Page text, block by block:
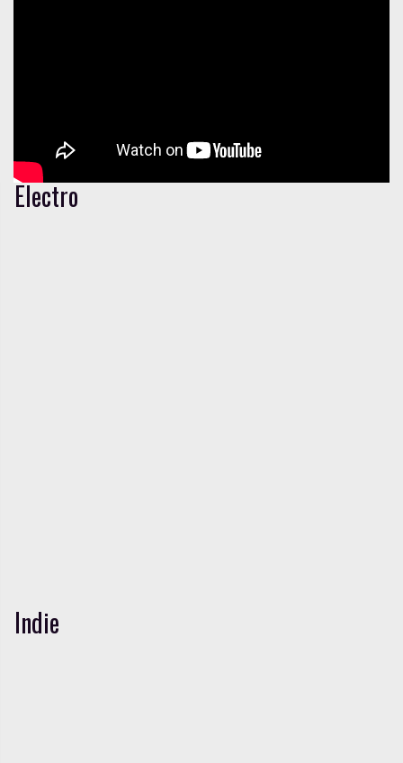
Electro
Indie